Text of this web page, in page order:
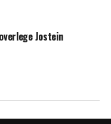
Jostein